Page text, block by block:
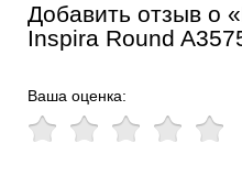
Добавить отзыв о
Inspira Round
Ваша оценка: